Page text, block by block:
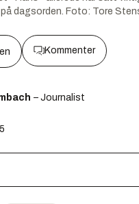
dagsorden. Foto: Tore
Kommenter
– Journalist